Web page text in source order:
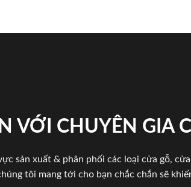
VỚI CHUYÊN GIA
sản xuất & phân phối các loại cửa gỗ,
tôi mang tới cho bạn chắc chắn sẽ